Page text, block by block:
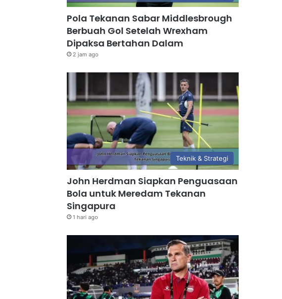
Pola Tekanan Sabar Middlesbrough
Berbuah Gol Setelah Wrexham
Dipaksa Bertahan Dalam
2 jam ago
Teknik & Strategi
John Herdman Siapkan Penguasaan
Bola untuk Meredam Tekanan
Singapura
1 hari ago